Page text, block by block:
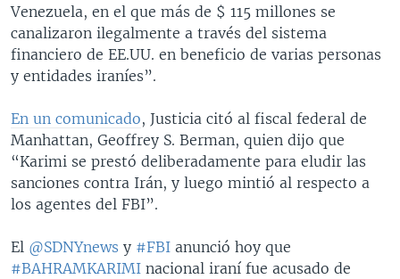
Venezuela, en el que más de $ 115 millones se
canalizaron ilegalmente a través del sistema
financiero de EE.UU. en beneficio de varias personas
y entidades iraníes”.
En un comunicado, Justicia citó al fiscal federal de
Manhattan, Geoffrey S. Berman, quien dijo que
“Karimi se prestó deliberadamente para eludir las
sanciones contra Irán, y luego mintió al respecto a
los agentes del FBI”.
El @SDNYnews y #FBI anunció hoy que
#BAHRAMKARIMI nacional iraní fue acusado de